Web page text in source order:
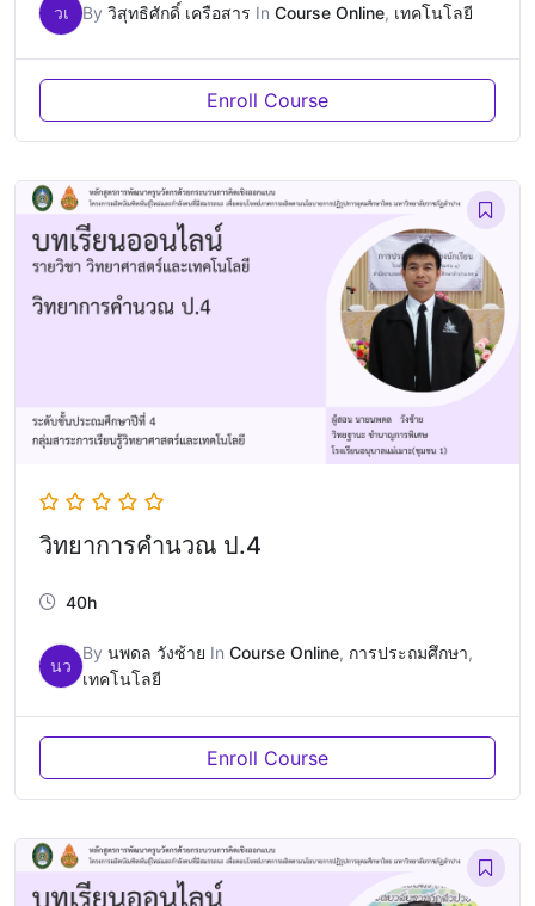
วเ By วิสุทธิศักดิ์ เครือสาร In Course Online, เทคโนโลยี
Enroll Course
วิทยาการคำนวณ ป.4
40h
นว
By นพดล วังซ้าย In Course Online, การประถมศึกษา,
เทคโนโลยี
Enroll Course